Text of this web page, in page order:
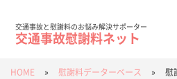
交通事故と慰謝料のお悩み解決サポーター
交通事故慰謝料ネット
HOME » 慰謝料データーベース » 慰